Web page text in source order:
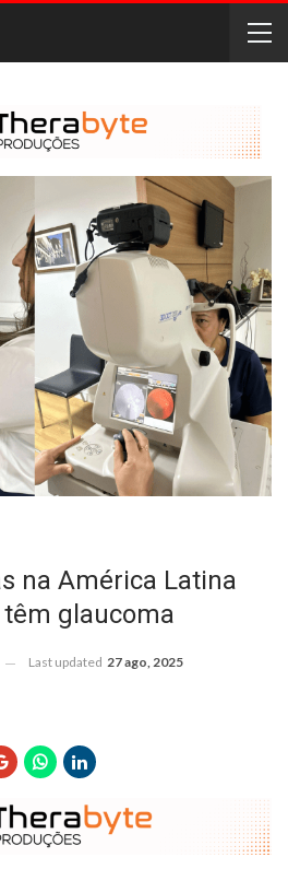
na América Latina
glaucoma
Last updated 27 ago, 2025